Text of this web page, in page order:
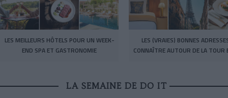
LES MEILLEURS HÔTELS POUR UN WEEK-
END SPA ET GASTRONOMIE
LES (VRAIES) BONNES
CONNAÎTRE AUTOUR DE LA TOUR
LA SEMAINE DE DO IT